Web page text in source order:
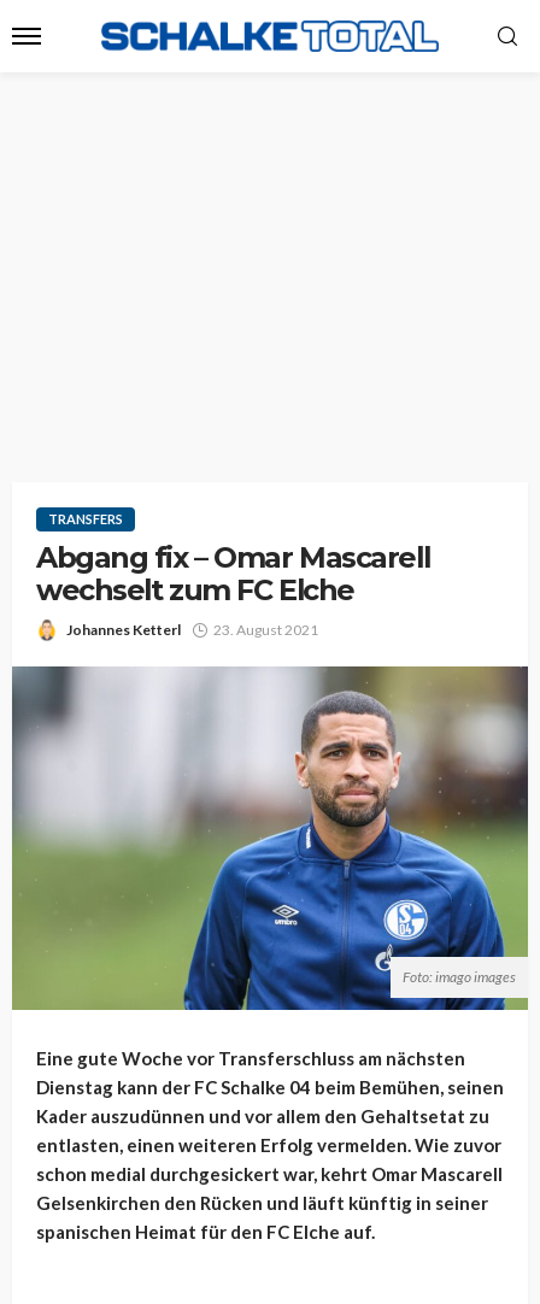
TRANSFERS
Abgang fix – Omar Mascarell
wechselt zum FC Elche
Johannes Ketterl 23. August 2021
Foto: imago images
Eine gute Woche vor Transferschluss am nächsten
Dienstag kann der FC Schalke 04 beim Bemühen, seinen
Kader auszudünnen und vor allem den Gehaltsetat zu
entlasten, einen weiteren Erfolg vermelden. Wie zuvor
schon medial durchgesickert war, kehrt Omar Mascarell
Gelsenkirchen den Rücken und läuft künftig in seiner
spanischen Heimat für den FC Elche auf.